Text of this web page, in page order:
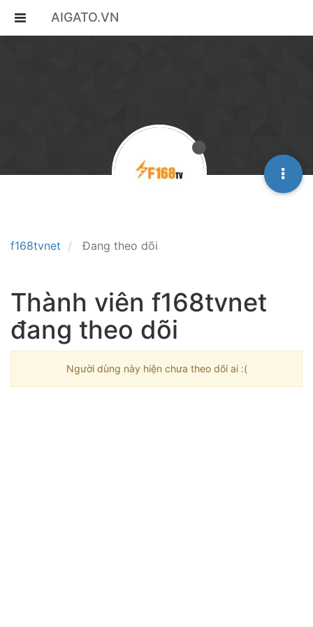
AIGATO.VN
f168tvnet Đang theo dõi
Thành viên f168tvnet
đang theo dõi
Người dùng này hiện chưa theo dõi ai :(